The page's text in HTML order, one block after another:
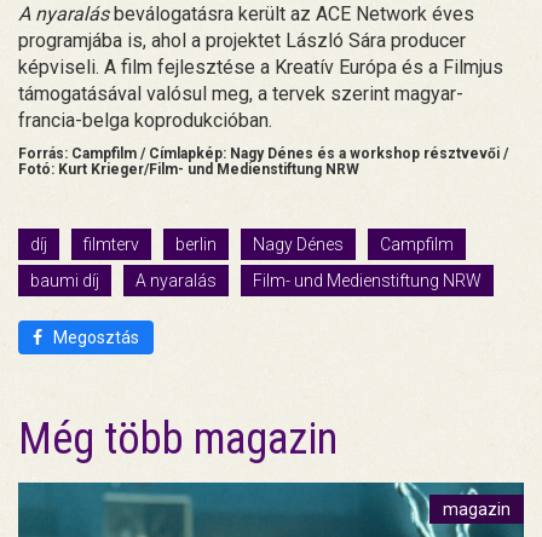
A nyaralásbeválogatásra került az ACE Network éves
programjába is, ahol a projektet László Sára producer
képviseli. A film fejlesztése a Kreatív Európa és a Filmjus
támogatásával valósul meg, a tervek szerint magyar-
francia-belga koprodukcióban.
Forrás: Campfilm / Címlapkép: Nagy Dénes és a workshop résztvevői /
Fotó: Kurt Krieger/Film- und Medienstiftung NRW
díj filmterv berlin Nagy Dénes
Campfilm
baumi díj
A nyaralás Film- und Medienstiftung NRW
Megosztás
Még több magazin
magazin